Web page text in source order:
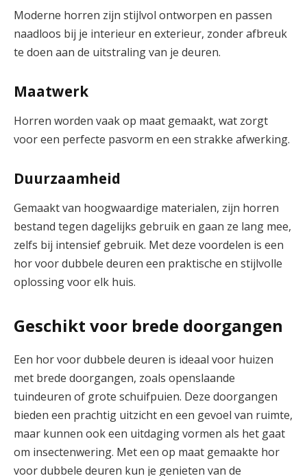
Moderne horren zijn stijlvol ontworpen en passen
naadloos bij je interieur en exterieur, zonder afbreuk
te doen aan de uitstraling van je deuren.
Maatwerk
Horren worden vaak op maat gemaakt, wat zorgt
voor een perfecte pasvorm en een strakke afwerking.
Duurzaamheid
Gemaakt van hoogwaardige materialen, zijn horren
bestand tegen dagelijks gebruik en gaan ze lang mee,
zelfs bij intensief gebruik. Met deze voordelen is een
hor voor dubbele deuren een praktische en stijlvolle
oplossing voor elk huis.
Geschikt voor brede doorgangen
Een hor voor dubbele deuren is ideaal voor huizen
met brede doorgangen, zoals openslaande
tuindeuren of grote schuifpuien. Deze doorgangen
bieden een prachtig uitzicht en een gevoel van ruimte,
maar kunnen ook een uitdaging vormen als het gaat
om insectenwering. Met een op maat gemaakte hor
voor dubbele deuren kun je genieten van de